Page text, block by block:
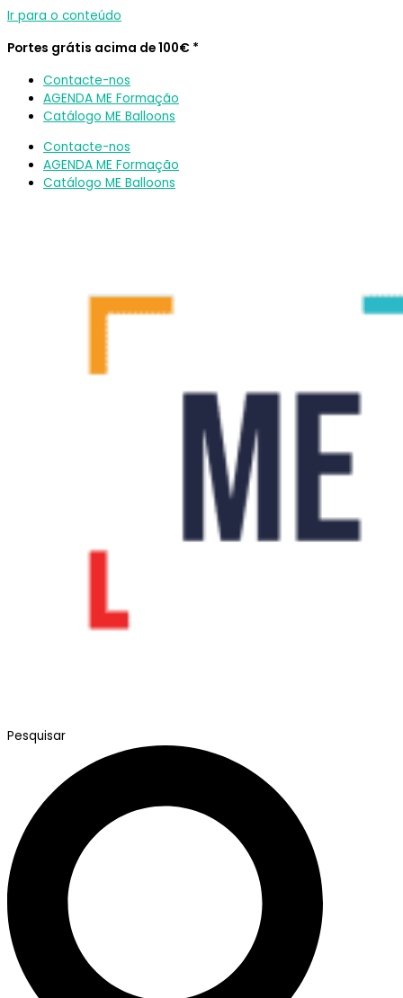
Ir para o conteúdo
Portes grátis acima de 100€ *
Contacte-nos
AGENDA ME Formação
Catálogo ME Balloons
Contacte-nos
AGENDA ME Formação
Catálogo ME Balloons
Pesquisar